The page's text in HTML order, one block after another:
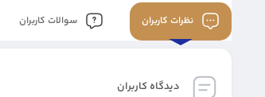
نظرات کاربران سوالات کاربران
دیدگاه کاربران